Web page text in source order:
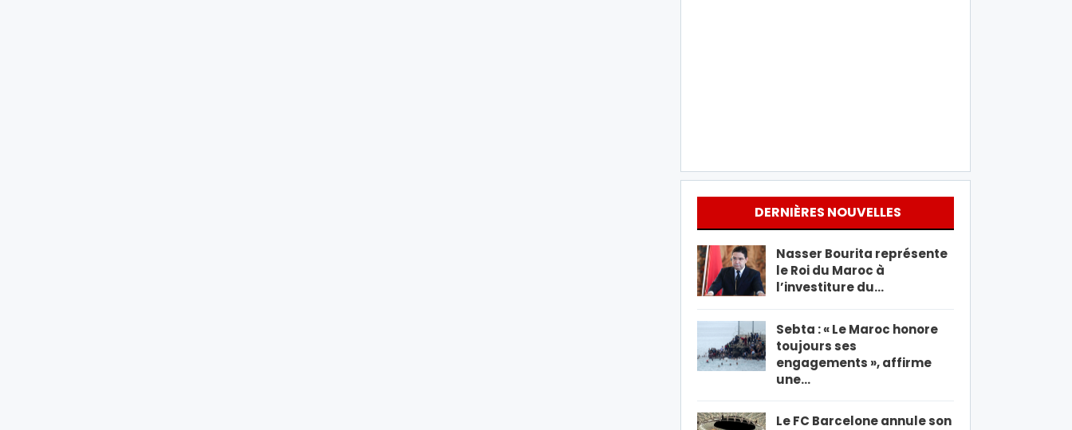
DERNIÈRES NOUVELLES
Nasser Bourita représente
le Roi du Maroc à
l’investiture du…
Sebta : « Le Maroc honore
toujours ses
engagements », affirme
une…
Le FC Barcelone annule son